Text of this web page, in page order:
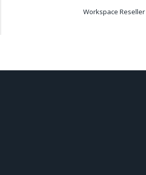
Workspace Reseller